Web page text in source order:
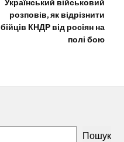
розповів, як відрізнити
бійців КНДР від росіян на
полі бою
Пошук